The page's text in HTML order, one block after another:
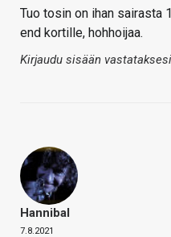
Tuo tosin on ihan
end kortille, hohhoijaa.
Kirjaudu sisään vastataksesi
Hannibal
7.8.2021